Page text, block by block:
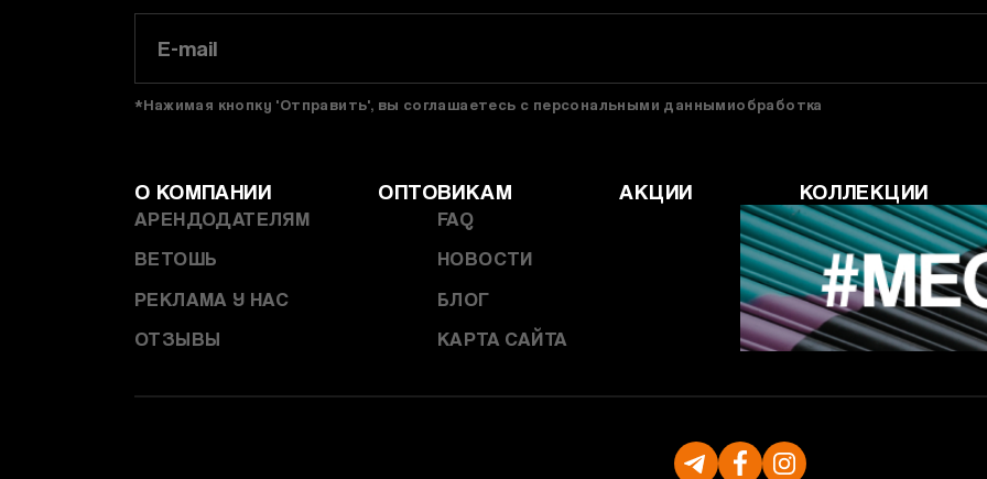
*Нажимая кнопку 'Отправить', вы соглашаетесь с персональными даннымиобработка
О КОМПАНИИ ОПТОВИКАМ АКЦИИ КОЛЛЕКЦИИ
АРЕНДОДАТЕЛЯМ
ВЕТОШЬ
РЕКЛАМА У НАС
ОТЗЫВЫ
FAQ
НОВОСТИ
БЛОГ
КАРТА САЙТА